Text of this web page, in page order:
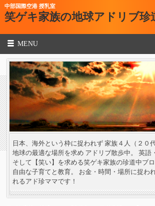
中部国際空港 授乳室
笑ゲキ家族の地球アドリブ珍
MENU
日本、海外という枠に捉われず 家族４人（２０
地球の最適な場所を求め アドリブ散歩中。 英語
そして【笑い】を求める笑ゲキ家族の珍道中ブ
自由な子育てと教育。 お金・時間・場所に捉わ
れるアド珍ママです！